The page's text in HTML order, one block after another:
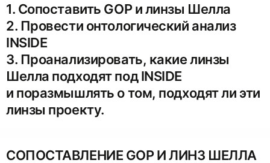
1. Сопоставить GOP и линзы Шелла
2. Провести онтологический анализ
INSIDE
3. Проанализировать, какие линзы
Шелла подходят под INSIDE
и поразмышлять о том, подходят ли эти
линзы проекту.
СОПОСТАВЛЕНИЕ GOP И ЛИНЗ ШЕЛЛА